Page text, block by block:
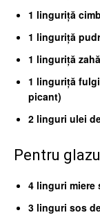
1 linguriță
1 linguriță
1 linguriță
1 linguriță
picant)
2 linguri ulei
Pentru
4 linguri miere
3 linguri sos